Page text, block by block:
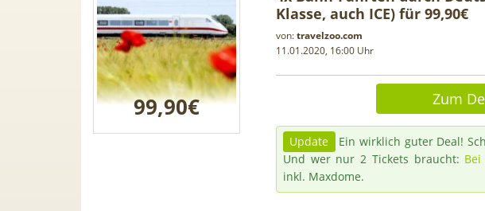
99,90€
Klasse, auch ICE) für 99,90€
von:travelzoo.com
11.01.2020, 16:00 Uhr
Zum
Update
Ein wirklich guter Deal!
Und wer nur 2 Tickets braucht:
inkl. Maxdome.